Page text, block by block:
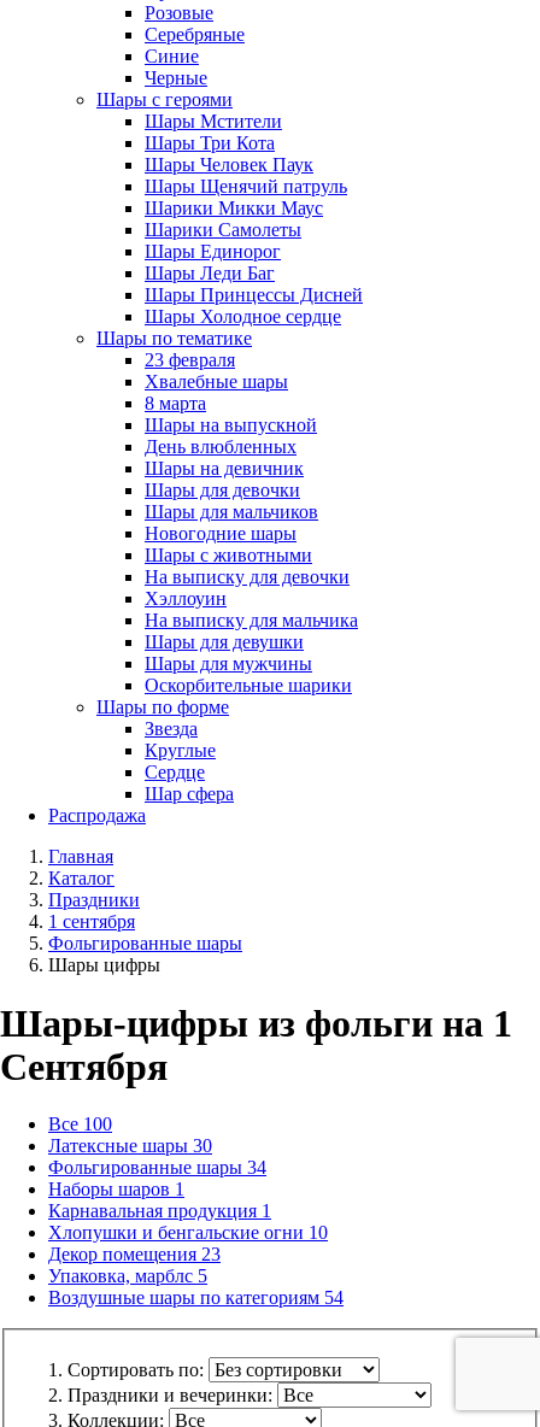
Розовые
Серебряные
Синие
Черные
Шары с героями
Шары Мстители
Шары Три Кота
Шары Человек Паук
Шары Щенячий патруль
Шарики Микки Маус
Шарики Самолеты
Шары Единорог
Шары Леди Баг
Шары Принцессы Дисней
Шары Холодное сердце
Шары по тематике
23 февраля
Хвалебные шары
8 марта
Шары на выпускной
День влюбленных
Шары на девичник
Шары для девочки
Шары для мальчиков
Новогодние шары
Шары с животными
На выписку для девочки
Хэллоуин
На выписку для мальчика
Шары для девушки
Шары для мужчины
Оскорбительные шарики
Шары по форме
Звезда
Круглые
Сердце
Шар сфера
Распродажа
Главная
Каталог
Праздники
1 сентября
Фольгированные шары
Шары цифры
Шары-цифры из фольги на 1
Сентября
Все 100
Латексные шары 30
Фольгированные шары 34
Наборы шаров 1
Карнавальная продукция 1
Хлопушки и бенгальские огни 10
Декор помещения 23
Упаковка, марблс 5
Воздушные шары по категориям 54
Сортировать по:
Праздники и вечеринки:
Коллекции: